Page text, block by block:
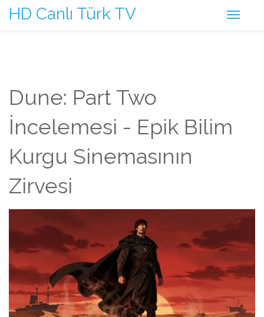
HD Canlı Türk TV
Dune: Part Two
İncelemesi - Epik Bilim
Kurgu Sinemasının
Zirvesi